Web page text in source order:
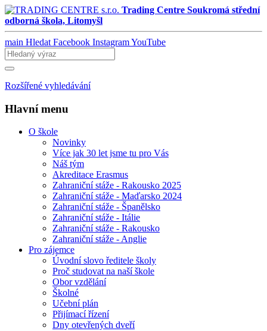
Trading Centre Soukromá střední
odborná škola, Litomyšl
main Hledat Facebook InstagramYouTube
Rozšířené vyhledávání
Hlavní menu
O škole
Novinky
Více jak 30 let jsme tu pro Vás
Náš tým
Akreditace Erasmus
Zahraniční stáže - Rakousko 2025
Zahraniční stáže - Maďarsko 2024
Zahraniční stáže - Španělsko
Zahraniční stáže - Itálie
Zahraniční stáže - Rakousko
Zahraniční stáže - Anglie
Pro zájemce
Úvodní slovo ředitele školy
Proč studovat na naší škole
Obor vzdělání
Školné
Učební plán
Přijímací řízení
Dny otevřených dveří